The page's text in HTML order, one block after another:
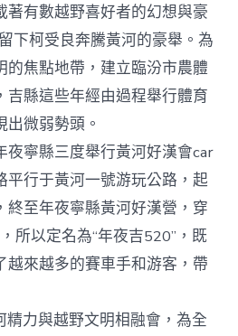
有數越野喜好者的幻想與豪
下柯受良奔騰黃河的豪舉。為
的焦點地帶，建立臨汾市農體
吉縣這些年經由過程舉行體育
微弱勢頭。
寧縣三度舉行黃河好漢會car
平行于黃河一號游玩公路，起
終至年夜寧縣黃河好漢營，穿
所以定名為“年夜吉520”，既
越來越多的賽車手和游客，帶
力與越野文明相融會，為全